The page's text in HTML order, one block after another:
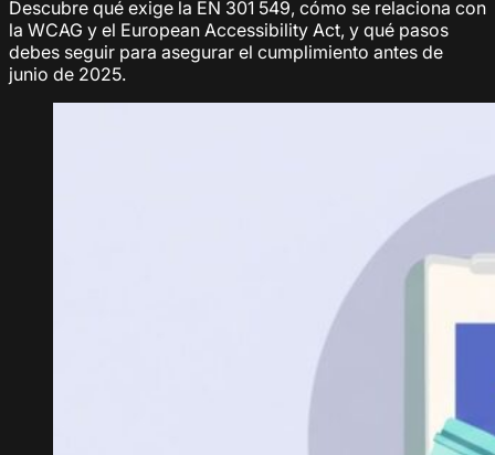
Descubre qué exige la EN 301 549, cómo se relaciona con
la WCAG y el European Accessibility Act, y qué pasos
debes seguir para asegurar el cumplimiento antes de
junio de 2025.